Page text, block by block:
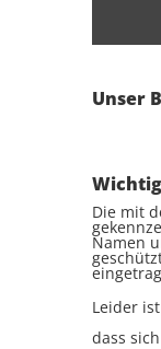
Unser
Die mit
Namen
Leider
dass